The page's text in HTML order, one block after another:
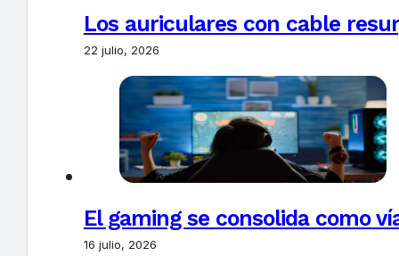
Los auriculares con cable
22 julio, 2026
El gaming se consolida como
16 julio, 2026